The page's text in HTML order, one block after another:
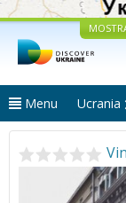
Menu Ucrania